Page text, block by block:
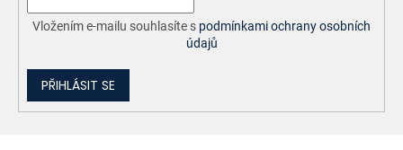
i
s
u
Vložením e-mailu souhlasíte s podmínkami ochrany osobních
údajů
PŘIHLÁSIT SE